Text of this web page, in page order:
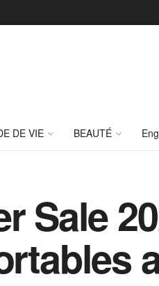
DE VIE BEAUTÉ
Sale